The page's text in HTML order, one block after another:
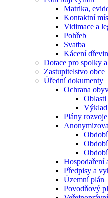
Matrika,
Kontaktní
Vidimace a
Pohřeb
Svatba
Kácení dřevin
Dotace pro spolky
Zastupitelstvo obce
Úřední dokumenty
Ochrana
Oblasti
Výklad
Plány rozvoje
Hospodaření
Předpisy a
Územní plán
Povodňový